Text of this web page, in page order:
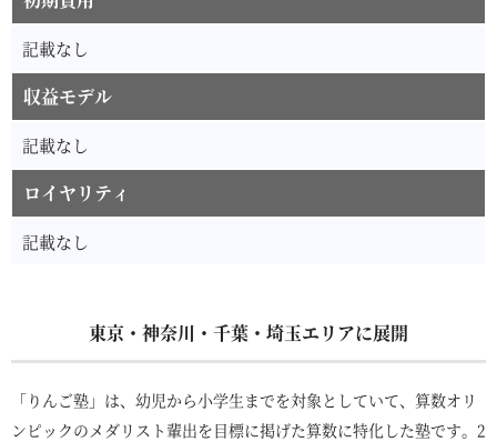
記載なし
収益モデル
記載なし
ロイヤリティ
記載なし
東京・神奈川・千葉・埼玉エリアに展開
「りんご塾」は、幼児から小学生までを対象としていて、算数オリ
ンピックのメダリスト輩出を目標に掲げた算数に特化した塾です。2